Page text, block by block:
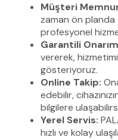
Müşteri
zaman ön
profesyonel
Garantili
vererek,
gösteriyoruz.
Online Takip:
edebilir,
bilgilere
Yerel Servis:
hızlı ve kolay